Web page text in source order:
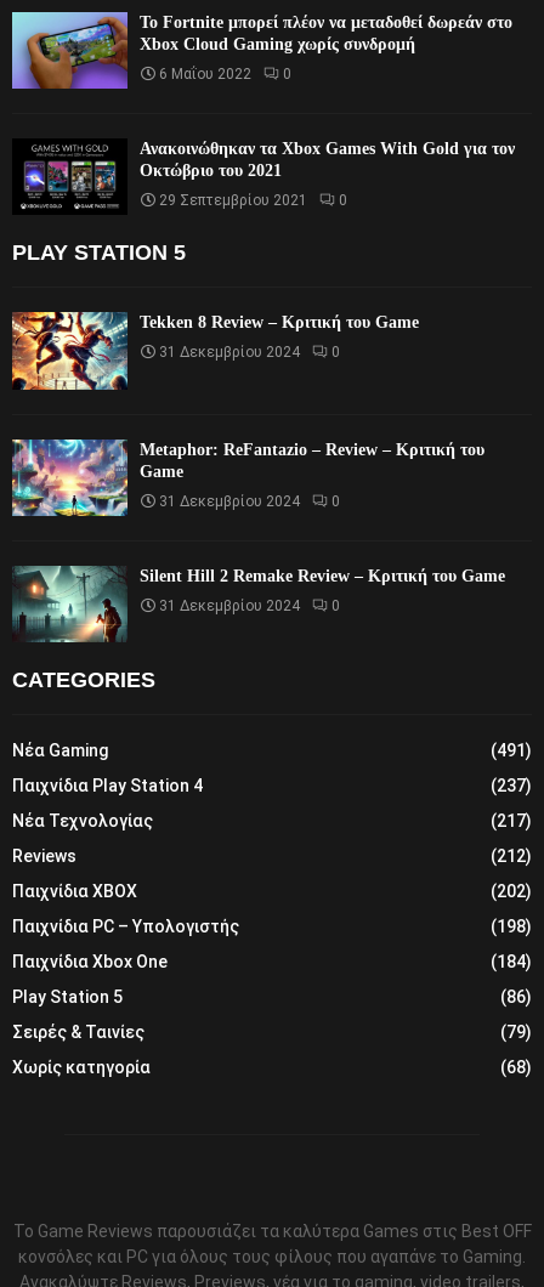
Το Fortnite μπορεί πλέον να μεταδοθεί δωρεάν στο
Xbox Cloud Gaming χωρίς συνδρομή
6 Μαΐου 2022 0
Ανακοινώθηκαν τα Xbox Games With Gold για τον
Οκτώβριο του 2021
29 Σεπτεμβρίου 2021 0
PLAY STATION 5
Tekken 8 Review – Κριτική του Game
31 Δεκεμβρίου 2024 0
Metaphor: ReFantazio – Review – Κριτική του
Game
31 Δεκεμβρίου 2024 0
Silent Hill 2 Remake Review – Κριτική του Game
31 Δεκεμβρίου 2024 0
CATEGORIES
Νέα Gaming
(491)
Παιχνίδια Play Station 4
(237)
Νέα Τεχνολογίας
(217)
Reviews
(212)
Παιχνίδια XBOX
(202)
Παιχνίδια PC – Υπολογιστής
(198)
Παιχνίδια Xbox One
(184)
Play Station 5
(86)
Σειρές & Ταινίες
(79)
Χωρίς κατηγορία
(68)
Το Game Reviews παρουσιάζει τα καλύτερα Games στις Best OFF
κονσόλες και PC για όλους τους φίλους που αγαπάνε το Gaming.
Ανακαλύψτε Reviews, Previews, νέα για το gaming, video trailers,